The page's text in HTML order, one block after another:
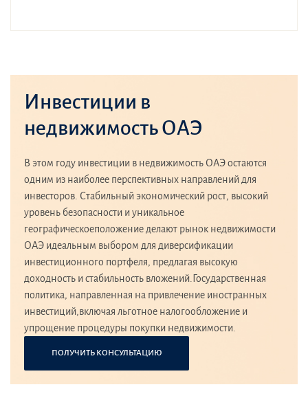
Инвестиции в
недвижимость ОАЭ
В этом году инвестиции в недвижимость ОАЭ остаются
одним из наиболее перспективных направлений для
инвесторов. Стабильный экономический рост, высокий
уровень безопасности и уникальное
географическоеположение делают рынок недвижимости
ОАЭ идеальным выбором для диверсификации
инвестиционного портфеля, предлагая высокую
доходность и стабильность вложений.Государственная
политика, направленная на привлечение иностранных
инвестиций,включая льготное налогообложение и
упрощение процедуры покупки недвижимости.
ПОЛУЧИТЬ КОНСУЛЬТАЦИЮ